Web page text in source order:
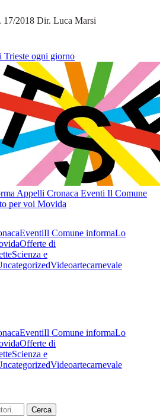
17/2018 Dir. Luca Marsi
Trieste ogni giorno
Appelli Cronaca Eventi Il Comune
per voi Movida
EventiIl Comune informaLo
Offerte di
Scienza e
Videoartecarnevale
EventiIl Comune informaLo
Offerte di
Scienza e
Videoartecarnevale
Cerca